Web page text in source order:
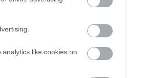
like cookies on